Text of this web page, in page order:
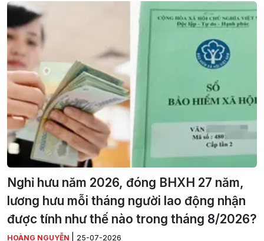
Nghỉ hưu năm 2026, đóng BHXH 27 năm,
lương hưu mỗi tháng người lao động nhận
được tính như thế nào trong tháng 8/2026?
HOÀNG NGUYỄN 25-07-2026